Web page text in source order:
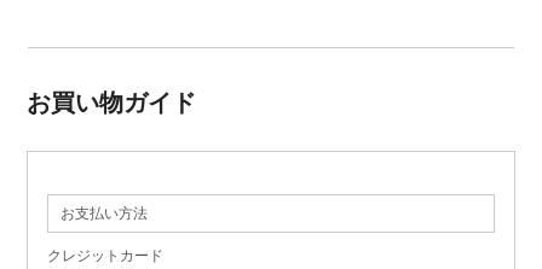
お買い物ガイド
お支払い方法
クレジットカード